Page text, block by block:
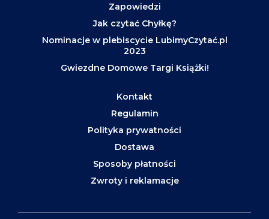
Zapowiedzi
Jak czytać Chyłkę?
Nominacje w plebiscycie LubimyCzytać.pl
2023
Gwiezdne Domowe Targi Książki!
Kontakt
Regulamin
Polityka prywatności
Dostawa
Sposoby płatności
Zwroty i reklamacje